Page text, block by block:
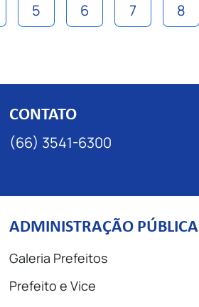
5 6 7 8
CONTATO
(66) 3541-6300
ADMINISTRAÇÃO PÚBLICA
Galeria Prefeitos
Prefeito e Vice